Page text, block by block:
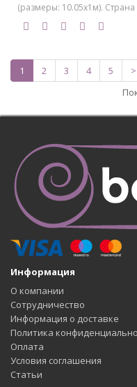
(размеры: 10.05х1м). Страна
1 2 3 4 5 >
Информация
О компании
Сотрудничество
Информация о доставке
Политика
Оплата
Условия соглашения
Статьи